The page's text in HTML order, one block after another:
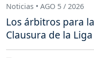
Noticias • AGO 5 / 2026
Los árbitros para
Clausura de la